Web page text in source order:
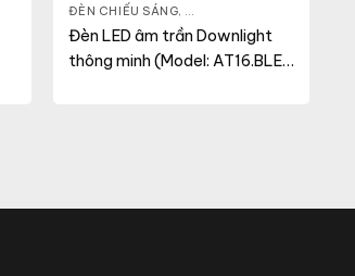
THIẾT BỊ CHIẾU SÁNG
ĐÈN CHIẾU SÁNG,
Đèn LED âm trần Downlight
thông minh (Model: AT16.BLE